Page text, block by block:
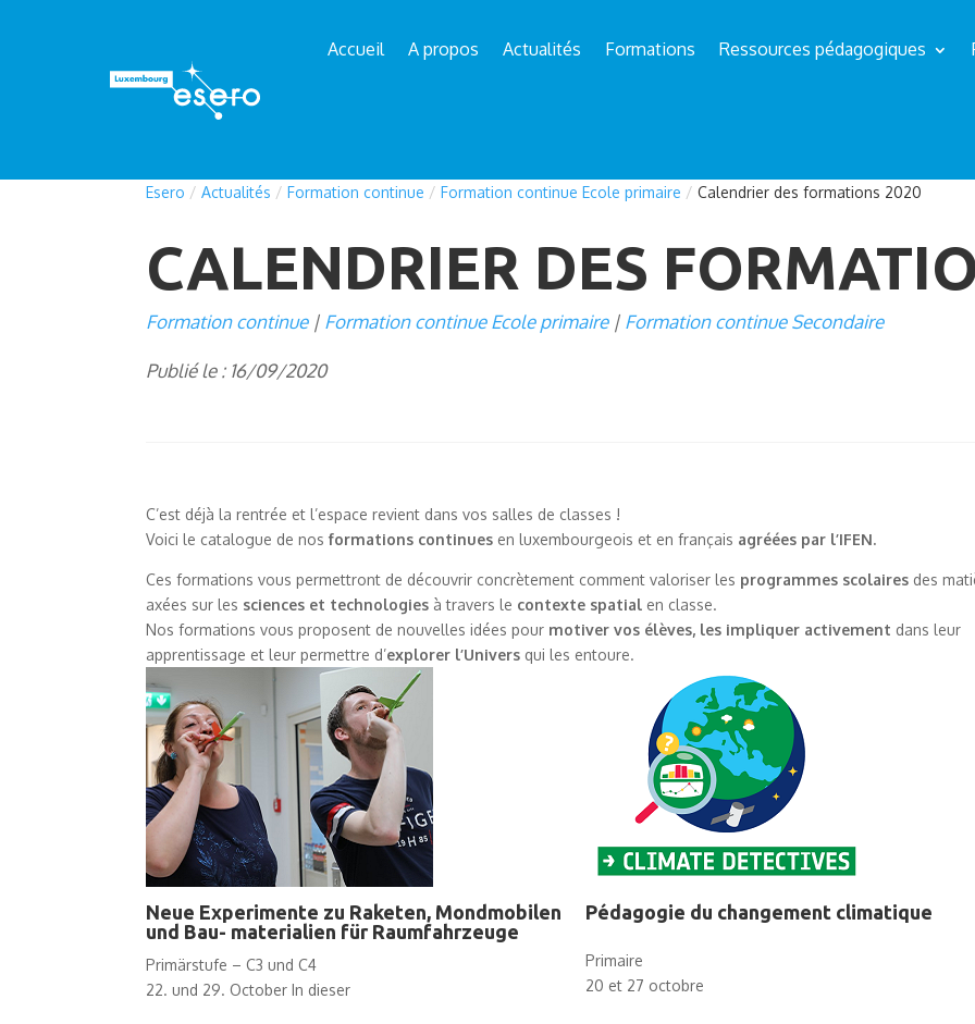
Accueil A propos Actualités Formations Ressources pédagogiques
Esero /Actualités /Formation continue /Formation continue Ecole primaire /Calendrier des formations 2020
CALENDRIER DES
Formation continue Formation continue Ecole primaire Formation continue Secondaire
Publié le : 16/09/2020
C’est déjà la rentrée et l’espace revient dans vos salles de classes !
Voici le catalogue de nosformations continues en luxembourgeois et en français agréées par l’IFEN.
Ces formations vous permettront de découvrir concrètement comment valoriser les programmes scolaires des
axées sur les sciences et technologies à travers le contexte spatial en classe.
Nos formations vous proposent de nouvelles idées pour motiver vos élèves, les impliquer activement dans leur
apprentissage et leur permettre d’explorer l’Univers qui les entoure.
Neue Experimente zu Raketen, Mondmobilen
und Bau- materialien für Raumfahrzeuge
Primärstufe – C3 und C4
22. und 29. October In dieser
Pédagogie du changement climatique
Primaire
20 et 27 octobre